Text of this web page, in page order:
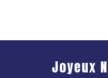
Joyeux